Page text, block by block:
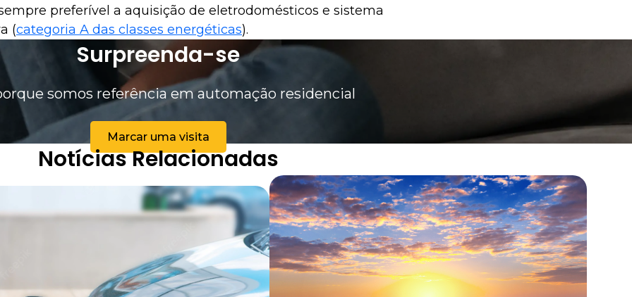
preferível a aquisição de eletrodomésticos e sistema
(categoria A das classes energéticas).
Surpreenda-se
somos referência em automação residencial
Marcar uma visita
Notícias Relacionadas